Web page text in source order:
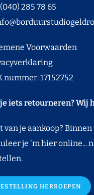
285 78 65
Voorwaarden
nummer: 17152752
iets retourneren? Wij
van je aankoop?
je 'm hier online...
HERROEPEN